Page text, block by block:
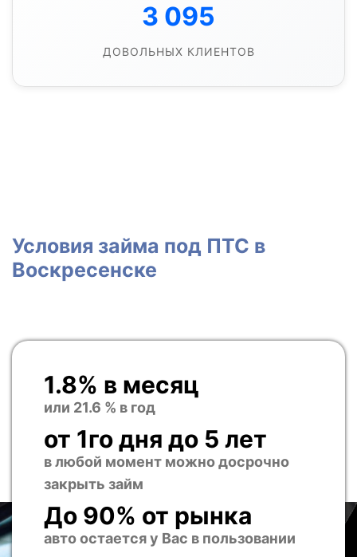
3 095
ДОВОЛЬНЫХ КЛИЕНТОВ
Условия займа под ПТС в
Воскресенске
1.8% в месяц
или 21.6 % в год
от 1го дня до 5 лет
в любой момент можно досрочно
закрыть займ
До 90% от рынка
авто остается у Вас в пользовании